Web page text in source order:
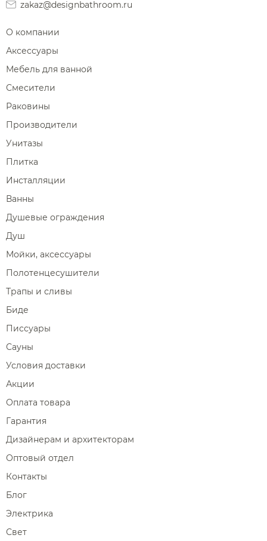
zakaz@designbathroom.ru
О компании
Аксессуары
Мебель для ванной
Смесители
Раковины
Производители
Унитазы
Плитка
Инсталляции
Ванны
Душевые ограждения
Душ
Мойки, аксессуары
Полотенцесушители
Трапы и сливы
Биде
Писсуары
Сауны
Условия доставки
Акции
Оплата товара
Гарантия
Дизайнерам и архитекторам
Оптовый отдел
Контакты
Блог
Электрика
Свет